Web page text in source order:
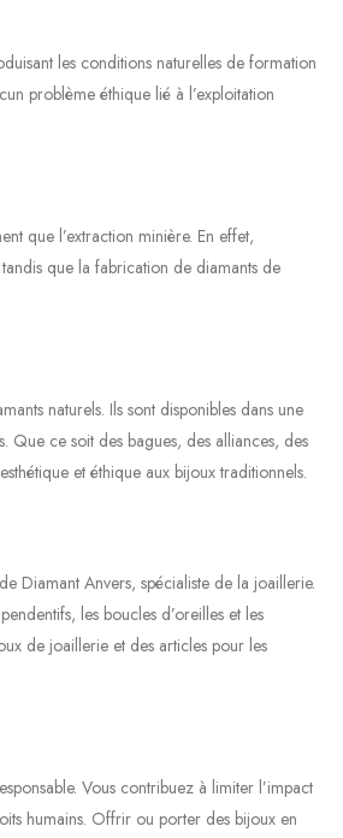
les conditions naturelles de formation
problème éthique lié à l’exploitation
que l’extraction minière. En effet,
que la fabrication de diamants de
naturels. Ils sont disponibles dans une
ce soit des bagues, des alliances, des
et éthique aux bijoux traditionnels.
Diamant Anvers, spécialiste de la joaillerie.
les boucles d’oreilles et les
de joaillerie et des articles pour les
Vous contribuez à limiter l’impact
humains. Offrir ou porter des bijoux en